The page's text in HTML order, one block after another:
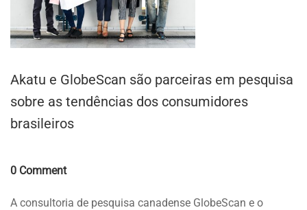
Akatu e GlobeScan são parceiras em pesquisa
sobre as tendências dos consumidores
brasileiros
0 Comment
A consultoria de pesquisa canadense GlobeScan e o